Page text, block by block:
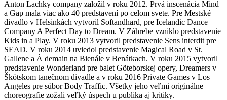
Anton Lachky company založil v roku 2012. Prvá inscenácia Mind
a Gap mala viac ako 40 predstavení po celom svete. Pre Mestské
divadlo v Helsinkách vytvoril Softandhard, pre Icelandic Dance
Company A Perfect Day to Dream. V Záhrebe vzniklo predstavenie
Kids in a Play. V roku 2013 vytvoril predstavenie Sens interdit pre
SEAD. V roku 2014 uviedol predstavenie Magical Road v St.
Gallene a À demain na Bienále v Benátkach. V roku 2015 vytvoril
predstavenie Wonderland pre balet Göteborskej opery, Dreamers v
Škótskom tanečnom divadle a v roku 2016 Private Games v Los
Angeles pre súbor Body Traffic. Všetky jeho veľmi originálne
choreografie zožali veľký úspech u publika aj kritiky.